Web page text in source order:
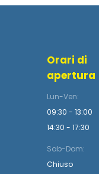
Orari di
apertura
Lun-Ven:
09:30 - 13:00
14:30 - 17:30
Sab-Dom:
Chiuso